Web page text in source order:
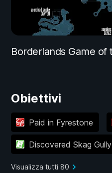
Obiettivi
Paid in Fyrestone
Discovered Skag Gully
Visualizza tutti 80